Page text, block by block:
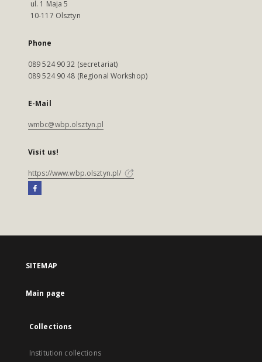
ul. 1 Maja 5
10-117 Olsztyn
Phone
089 524 90 32 (secretariat)
089 524 90 48 (Regional Workshop)
E-Mail
wmbc@wbp.olsztyn.pl
Visit us!
https://www.wbp.olsztyn.pl/
SITEMAP
Main page
Collections
Institution collections